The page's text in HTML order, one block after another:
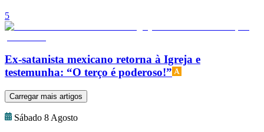
5
Ex-satanista mexicano retorna à Igreja e
testemunha: “O terço é poderoso!”
Carregar mais artigos
Sábado 8 Agosto